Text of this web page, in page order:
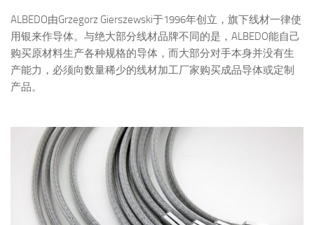
ALBEDO由Grzegorz Gierszewski于1996年创立，旗下线材一律使
用银来作导体。与绝大部分线材品牌不同的是，ALBEDO能自己
购买原材料生产各种规格的导体，而大部分对手本身并没有生
产能力，必须向数量稀少的线材加工厂家购买成品导体或定制
产品。